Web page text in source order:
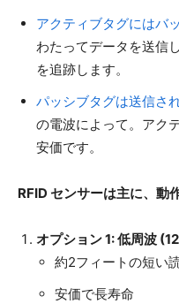
アクティブタグにはバ
わたってデータを送信
を追跡します。
パッシブタグは送信さ
の電波によって。アク
安価です。
RFID センサーは主に、動
オプション 1: 低周波
約2フィートの短い
安価で長寿命